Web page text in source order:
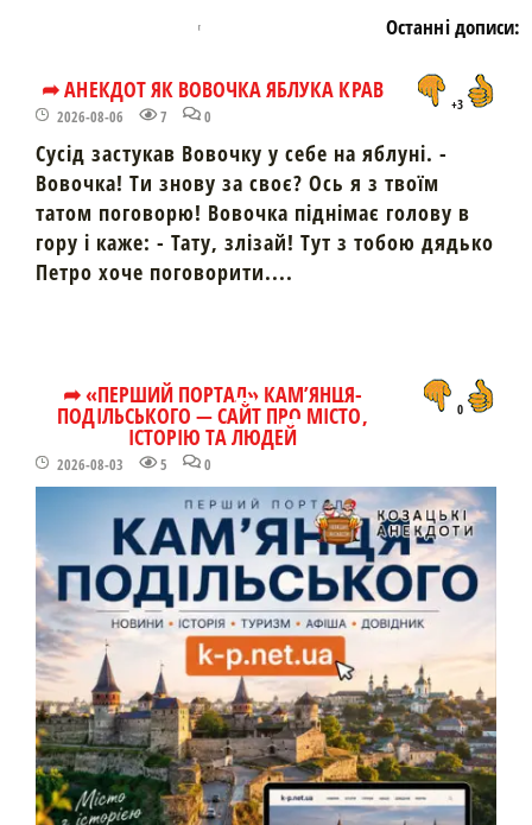
Останні дописи:
➦ АНЕКДОТ ЯК ВОВОЧКА ЯБЛУКА КРАВ
2026-08-06 7 0
+3
Сусід застукав Вовочку у себе на яблуні. -
Вовочка! Ти знову за своє? Ось я з твоїм
татом поговорю! Вовочка піднімає голову в
гору і каже: - Тату, злізай! Тут з тобою дядько
Петро хоче поговорити....
➦ «ПЕРШИЙ ПОРТАЛ» КАМ’ЯНЦЯ-
ПОДІЛЬСЬКОГО — САЙТ ПРО МІСТО,
ІСТОРІЮ ТА ЛЮДЕЙ
2026-08-03 5 0
0